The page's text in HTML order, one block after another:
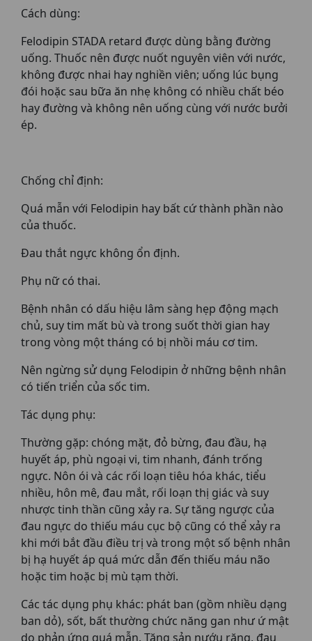
Cách dùng:
Felodipin STADA retard được dùng bằng đường
uống. Thuốc nên được nuốt nguyên viên với nước,
không được nhai hay nghiền viên; uống lúc bụng
đói hoặc sau bữa ăn nhẹ không có nhiều chất béo
hay đường và không nên uống cùng với nước bưởi
ép.
Chống chỉ định:
Quá mẫn với Felodipin hay bất cứ thành phần nào
của thuốc.
Đau thắt ngực không ổn định.
Phụ nữ có thai.
Bệnh nhân có dấu hiệu lâm sàng hẹp động mạch
chủ, suy tim mất bù và trong suốt thời gian hay
trong vòng một tháng có bị nhồi máu cơ tim.
Nên ngừng sử dụng Felodipin ở những bệnh nhân
có tiến triển của sốc tim.
Tác dụng phụ:
Thường gặp: chóng mặt, đỏ bừng, đau đầu, hạ
huyết áp, phù ngoại vi, tim nhanh, đánh trống
ngực. Nôn ói và các rối loạn tiêu hóa khác, tiểu
nhiều, hôn mê, đau mắt, rối loạn thị giác và suy
nhược tinh thần cũng xảy ra. Sự tăng ngược của
đau ngực do thiếu máu cục bộ cũng có thể xảy ra
khi mới bắt đầu điều trị và trong một số bệnh nhân
bị hạ huyết áp quá mức dẫn đến thiếu máu não
hoặc tim hoặc bị mù tạm thời.
Các tác dụng phụ khác: phát ban (gồm nhiều dạng
ban dỏ), sốt, bất thường chức năng gan như ứ mật
do phản ứng quá mẫn. Tăng sản nướu răng, đau